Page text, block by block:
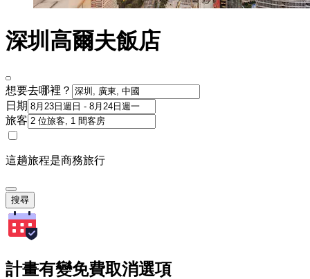
深圳高爾夫飯店
想要去哪裡？
日期
旅客
這趟旅程是商務旅行
搜尋
計畫有變免費取消選項